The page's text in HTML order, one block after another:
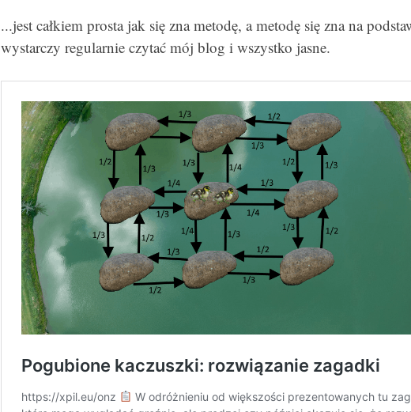
...jest całkiem prosta jak się zna metodę, a metodę się zna na
wystarczy regularnie czytać mój blog i wszystko jasne.